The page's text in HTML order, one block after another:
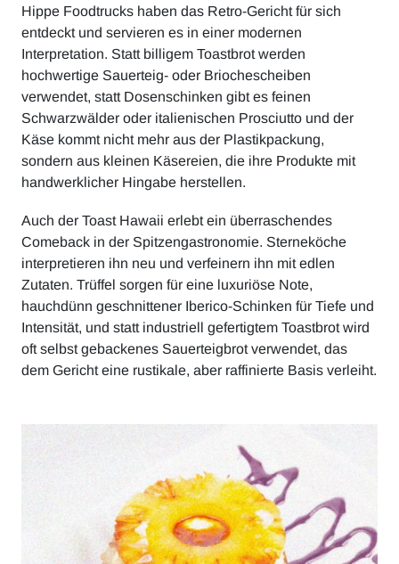
Hippe Foodtrucks haben das Retro-Gericht für sich
entdeckt und servieren es in einer modernen
Interpretation. Statt billigem Toastbrot werden
hochwertige Sauerteig- oder Briochescheiben
verwendet, statt Dosenschinken gibt es feinen
Schwarzwälder oder italienischen Prosciutto und der
Käse kommt nicht mehr aus der Plastikpackung,
sondern aus kleinen Käsereien, die ihre Produkte mit
handwerklicher Hingabe herstellen.
Auch der Toast Hawaii erlebt ein überraschendes
Comeback in der Spitzengastronomie. Sterneköche
interpretieren ihn neu und verfeinern ihn mit edlen
Zutaten. Trüffel sorgen für eine luxuriöse Note,
hauchdünn geschnittener Iberico-Schinken für Tiefe und
Intensität, und statt industriell gefertigtem Toastbrot wird
oft selbst gebackenes Sauerteigbrot verwendet, das
dem Gericht eine rustikale, aber raffinierte Basis verleiht.